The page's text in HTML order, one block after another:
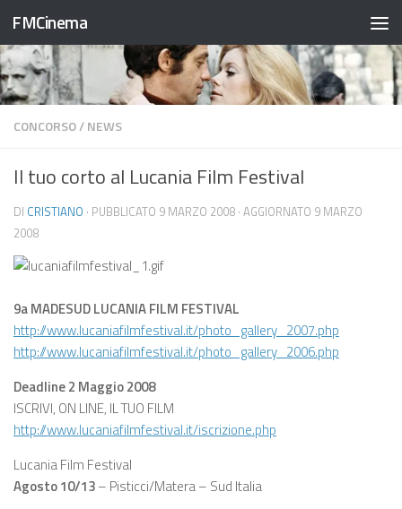
Salta al contenuto
FMCinema
CONCORSO/NEWS
Il tuo corto al Lucania Film Festival
DI CRISTIANO · PUBBLICATO 9 MARZO 2008 · AGGIORNATO 9 MARZO
2008
9a MADESUD LUCANIA FILM FESTIVAL
http://www.lucaniafilmfestival.it/photo_gallery_2007.php
http://www.lucaniafilmfestival.it/photo_gallery_2006.php
Deadline 2 Maggio 2008
ISCRIVI, ON LINE, IL TUO FILM
http://www.lucaniafilmfestival.it/iscrizione.php
Lucania Film Festival
Agosto 10/13– Pisticci/Matera – Sud Italia